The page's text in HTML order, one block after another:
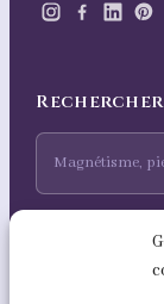
© Blanche Artémis